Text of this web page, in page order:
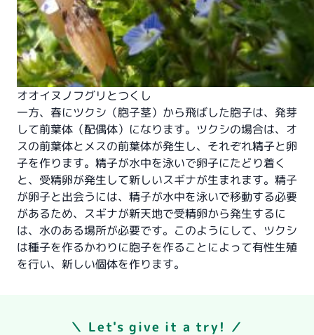
オオイヌノフグリとつくし
一方、春にツクシ（胞子茎）から飛ばした胞子は、発芽
して前葉体（配偶体）になります。ツクシの場合は、オ
スの前葉体とメスの前葉体が発生し、それぞれ精子と卵
子を作ります。精子が水中を泳いで卵子にたどり着く
と、受精卵が発生して新しいスギナが生まれます。精子
が卵子と出会うには、精子が水中を泳いで移動する必要
があるため、スギナが新天地で受精卵から発生するに
は、水のある場所が必要です。このようにして、ツクシ
は種子を作るかわりに胞子を作ることによって有性生殖
を行い、新しい個体を作ります。
＼ Let's give it a try! ／